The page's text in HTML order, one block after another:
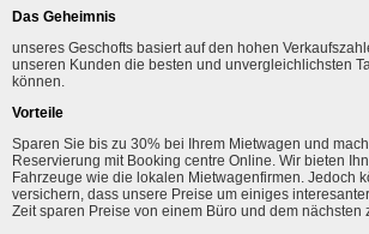
Das Geheimnis
unseres Geschofts basiert auf den hohen
unseren Kunden die besten und unvergleichlichsten
können.
Vorteile
Sparen Sie bis zu 30% bei Ihrem Mietwagen und
Reservierung mit Booking centre Online. Wir bieten
Fahrzeuge wie die lokalen Mietwagenfirmen. Jedoch
versichern, dass unsere Preise um einiges
Zeit sparen Preise von einem Büro und dem nächsten